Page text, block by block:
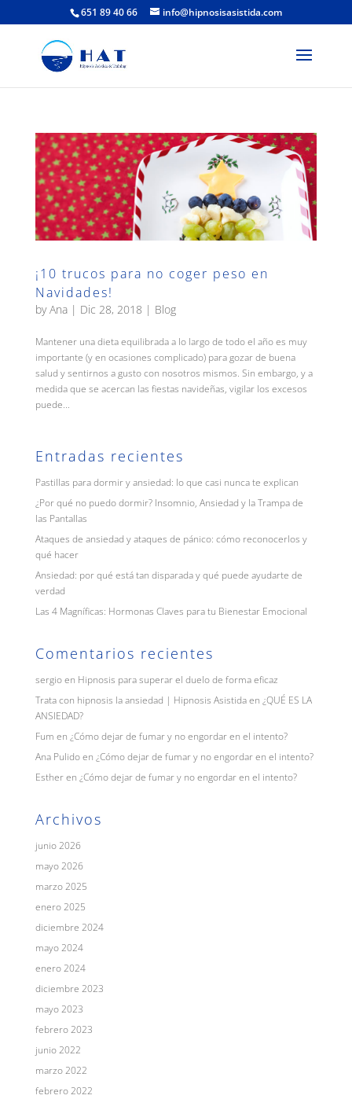
651 89 40 66 info@hipnosisasistida.com
¡10 trucos para no coger peso en
Navidades!
byAna| Dic 28, 2018 | Blog
Mantener una dieta equilibrada a lo largo de todo el año es muy
importante (y en ocasiones complicado) para gozar de buena
salud y sentirnos a gusto con nosotros mismos. Sin embargo, y a
medida que se acercan las fiestas navideñas, vigilar los excesos
puede...
Entradas recientes
Pastillas para dormir y ansiedad: lo que casi nunca te explican
¿Por qué no puedo dormir? Insomnio, Ansiedad y la Trampa de
las Pantallas
Ataques de ansiedad y ataques de pánico: cómo reconocerlos y
qué hacer
Ansiedad: por qué está tan disparada y qué puede ayudarte de
verdad
Las 4 Magníficas: Hormonas Claves para tu Bienestar Emocional
Comentarios recientes
sergioen Hipnosis para superar el duelo de forma eficaz
Trata con hipnosis la ansiedad | Hipnosis Asistidaen ¿QUÉ ES LA
ANSIEDAD?
Fum en ¿Cómo dejar de fumar y no engordar en el intento?
Ana Pulidoen ¿Cómo dejar de fumar y no engordar en el intento?
Estheren ¿Cómo dejar de fumar y no engordar en el intento?
Archivos
junio 2026
mayo 2026
marzo 2025
enero 2025
diciembre 2024
mayo 2024
enero 2024
diciembre 2023
mayo 2023
febrero 2023
junio 2022
marzo 2022
febrero 2022